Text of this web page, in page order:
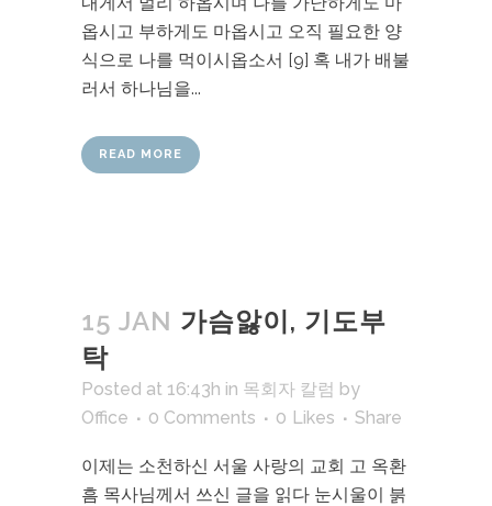
옵시고 부하게도 마옵시고 오직 필요한 양
식으로 나를 먹이시옵소서 [9] 혹 내가 배불
러서 하나님을...
READ MORE
15 JAN 가슴앓이, 기도부
탁
Posted at 16:43h in 목회자 칼럼 by
Office
0 Comments 0 Likes Share
이제는 소천하신 서울 사랑의 교회 고 옥환
흠 목사님께서 쓰신 글을 읽다 눈시울이 붉